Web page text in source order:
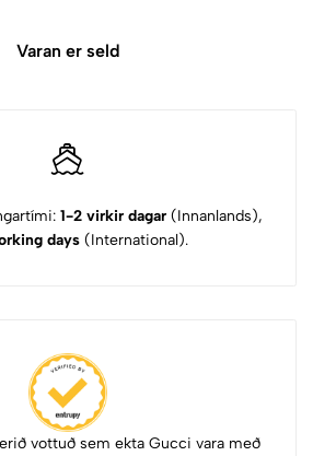
Varan er seld
1-2 virkir dagar (Innanlands),
days(International).
vottuð sem ekta Gucci vara með